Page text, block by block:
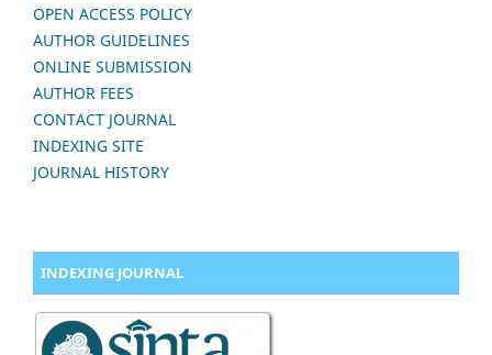
OPEN ACCESS POLICY
AUTHOR GUIDELINES
ONLINE SUBMISSION
AUTHOR FEES
CONTACT JOURNAL
INDEXING SITE
JOURNAL HISTORY
INDEXING JOURNAL